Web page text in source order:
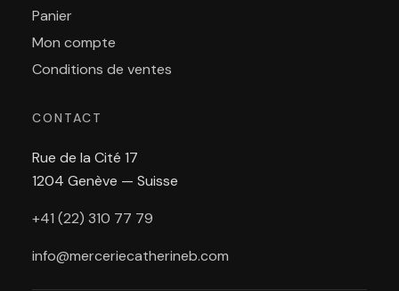
Panier
Mon compte
Conditions de ventes
CONTACT
Rue de la Cité 17
1204 Genève — Suisse
+41 (22) 310 77 79
info@merceriecatherineb.com